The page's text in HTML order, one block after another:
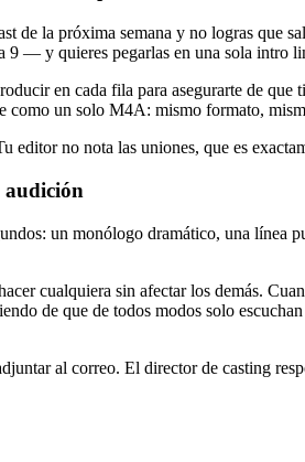
de la próxima semana y no logras que
9 — y quieres pegarlas en una sola intro
en cada fila para asegurarte de
como un solo M4A: mismo formato,
editor no nota las uniones, que es
audición
un monólogo dramático, una línea
cualquiera sin afectar los demás.
de que de todos modos solo
al correo. El director de casting